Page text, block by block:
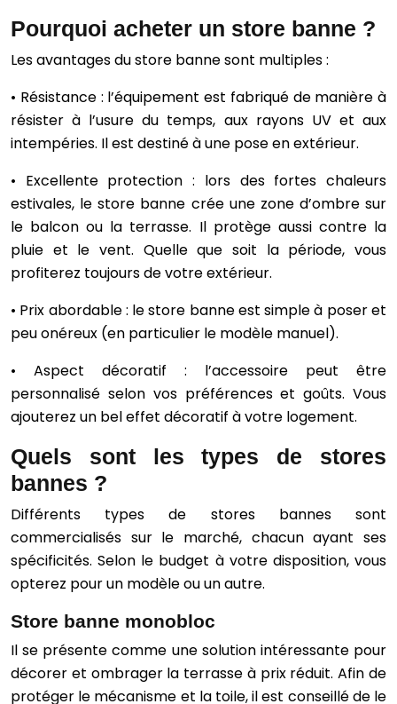
Pourquoi acheter un store banne ?
Les avantages du store banne sont multiples :
• Résistance : l’équipement est fabriqué de manière à
résister à l’usure du temps, aux rayons UV et aux
intempéries. Il est destiné à une pose en extérieur.
• Excellente protection : lors des fortes chaleurs
estivales, le store banne crée une zone d’ombre sur
le balcon ou la terrasse. Il protège aussi contre la
pluie et le vent. Quelle que soit la période, vous
profiterez toujours de votre extérieur.
• Prix abordable : le store banne est simple à poser et
peu onéreux (en particulier le modèle manuel).
• Aspect décoratif : l’accessoire peut être
personnalisé selon vos préférences et goûts. Vous
ajouterez un bel effet décoratif à votre logement.
Quels sont les types de stores
bannes ?
Différents types de stores bannes sont
commercialisés sur le marché, chacun ayant ses
spécificités. Selon le budget à votre disposition, vous
opterez pour un modèle ou un autre.
Store banne monobloc
Il se présente comme une solution intéressante pour
décorer et ombrager la terrasse à prix réduit. Afin de
protéger le mécanisme et la toile, il est conseillé de le